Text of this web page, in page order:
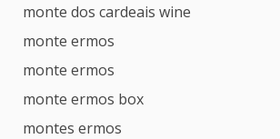
monte dos cardeais wine
monte ermos
monte ermos
monte ermos box
montes ermos